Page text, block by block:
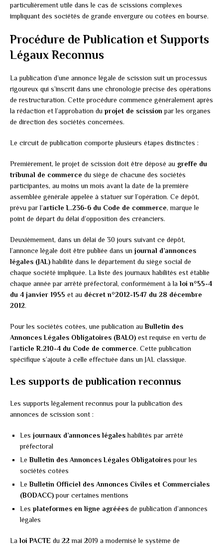
particulièrement utile dans le cas de scissions complexes
impliquant des sociétés de grande envergure ou cotées en bourse.
Procédure de Publication et Supports
Légaux Reconnus
La publication d’une annonce légale de scission suit un processus
rigoureux qui s’inscrit dans une chronologie précise des opérations
de restructuration. Cette procédure commence généralement après
la rédaction et l’approbation du projet de scission par les organes
de direction des sociétés concernées.
Le circuit de publication comporte plusieurs étapes distinctes :
Premièrement, le projet de scission doit être déposé au greffe du
tribunal de commerce du siège de chacune des sociétés
participantes, au moins un mois avant la date de la première
assemblée générale appelée à statuer sur l’opération. Ce dépôt,
prévu par l’article L.236-6 du Code de commerce, marque le
point de départ du délai d’opposition des créanciers.
Deuxièmement, dans un délai de 30 jours suivant ce dépôt,
l’annonce légale doit être publiée dans un journal d’annonces
légales (JAL)habilité dans le département du siège social de
chaque société impliquée. La liste des journaux habilités est établie
chaque année par arrêté préfectoral, conformément à la loi n°55-4
du 4 janvier 1955 et au décret n°2012-1547 du 28 décembre
2012.
Pour les sociétés cotées, une publication auBulletin des
Annonces Légales Obligatoires (BALO) est requise en vertu de
l’article R.210-4 du Code de commerce. Cette publication
spécifique s’ajoute à celle effectuée dans un JAL classique.
Les supports de publication reconnus
Les supports légalement reconnus pour la publication des
annonces de scission sont :
Les journaux d’annonces légaleshabilités par arrêté
préfectoral
LeBulletin des Annonces Légales Obligatoirespour les
sociétés cotées
LeBulletin Officiel des Annonces Civiles et Commerciales
(BODACC)pour certaines mentions
Les plateformes en ligne agréées de publication d’annonces
légales
La loi PACTE du 22 mai 2019 a modernisé le système de